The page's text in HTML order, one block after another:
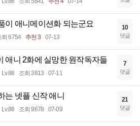
이 애니메이션화 되는군요
회 6754 추천 3 07-13
10
댓글
애니 2화에 실망한 원작독자들
Lv.88 조회 3813 07-11
7
댓글
는 넷플 신작 애니
Lv.88 조회 9678 07-09
21
댓글